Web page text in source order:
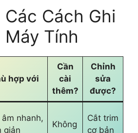
Các Cách Ghi
Máy Tính
hợp với
Cần
cài
thêm?
Chỉnh
sửa
được?
âm nhanh,
giản
Không
Cắt trim
cơ bản